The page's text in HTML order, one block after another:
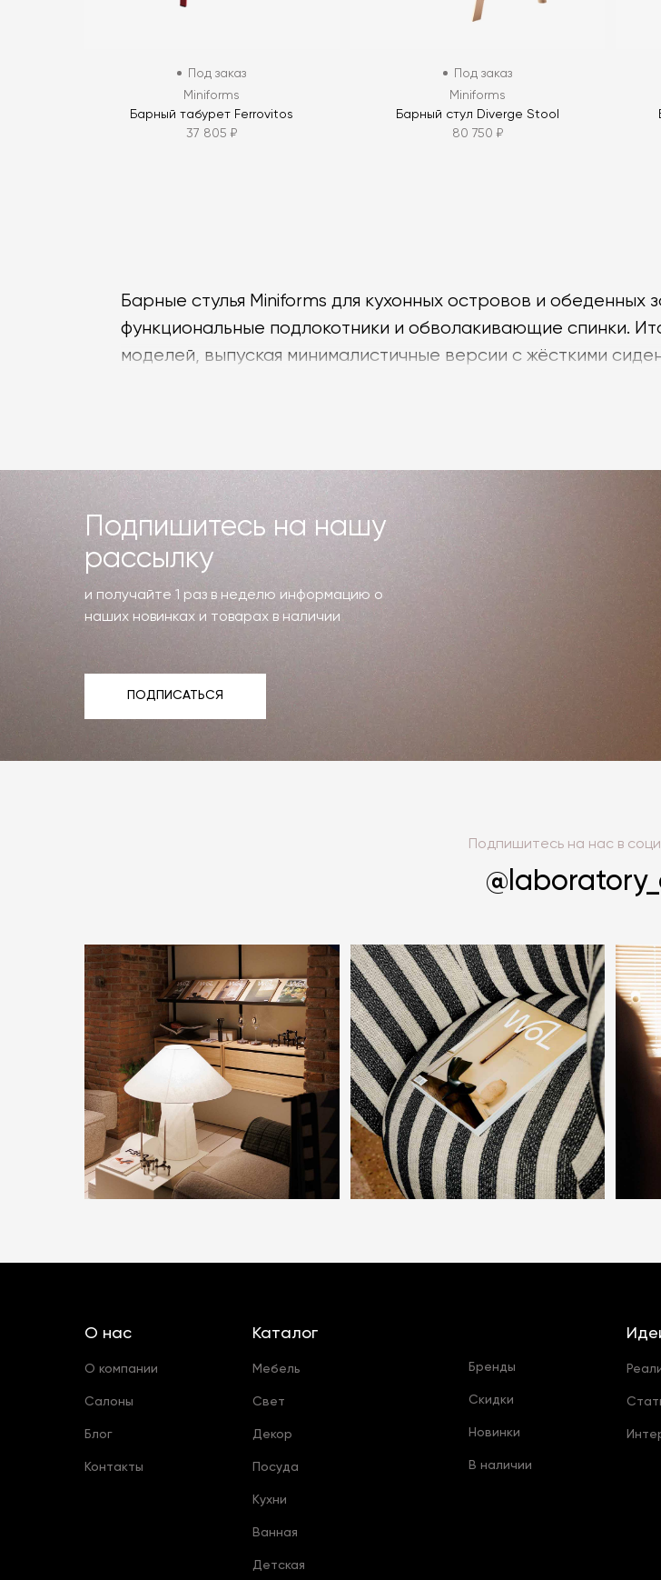
Под заказ
Miniforms
Барный табурет Ferrovitos
37 805 ₽
Под заказ
Miniforms
Барный стул Diverge Stool
80 750 ₽
Барные стулья Miniforms для кухонных островов и
функциональные подлокотники и обволакивающие спинки.
моделей, выпуская минималистичные версии с жёсткими
моделей. Каркасы оригинальных итальянских барных
дерева, покрытого экологичными лаками, а объёмные
Дизайнерские барные стулья Miniforms, представленные на
приобрести по привлекательной цене с доставкой в Москву
доступны к покупке в шоурумах города Санкт-Петербург.
Подпишитесь на нашу
рассылку
и получайте 1 раз в неделю информацию о
наших новинках и товарах в наличии
ПОДПИСАТЬСЯ
Подпишитесь на нас в
О нас
О компании
Салоны
Блог
Контакты
Каталог
Мебель
Свет
Декор
Посуда
Кухни
Ванная
Детская
Бренды
Скидки
Новинки
В наличии